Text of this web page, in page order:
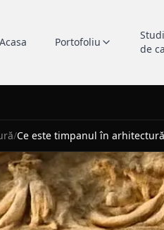
Acasa Portofoliu
de
/Ce este timpanul în